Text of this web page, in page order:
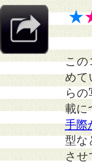
★
この
めて
ら
載に
手際
型な
さ